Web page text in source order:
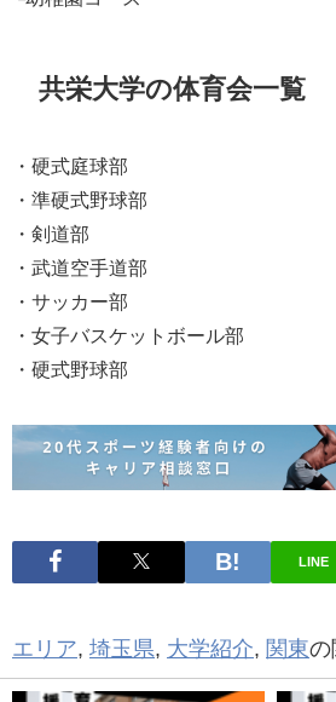
共栄大学の体育会一覧
・硬式庭球部
・準硬式野球部
・剣道部
・武道空手道部
・サッカー部
・女子バスケットボール部
・硬式野球部
LINE
エリア 埼玉県 大学紹介 関東の